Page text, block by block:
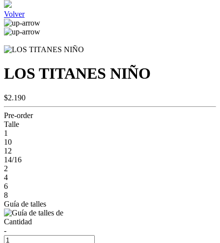
Volver
LOS TITANES NIÑO
$2.190
Pre-order
Talle
1
10
12
14/16
2
4
6
8
Guía de talles
Cantidad
-